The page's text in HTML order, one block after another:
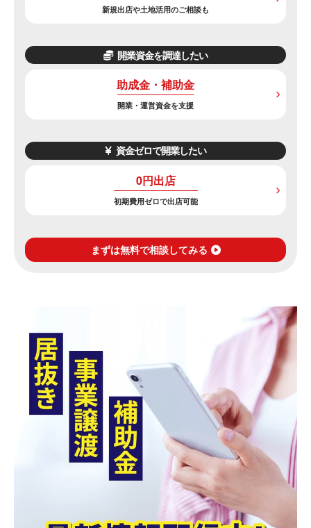
新規出店や土地活用のご相談も
開業資金を調達したい
助成金・補助金
開業・運営資金を支援
資金ゼロで開業したい
0円出店
初期費用ゼロで出店可能
まずは無料で相談してみる